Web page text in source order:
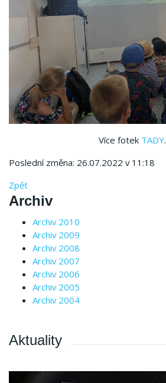
Více fotek TADY.
Poslední změna: 26.07.2022 v 11:18
Zpět
Archiv
Archiv 2010
Archiv 2009
Archiv 2008
Archiv 2007
Archiv 2006
Archiv 2005
Archiv 2004
Aktuality